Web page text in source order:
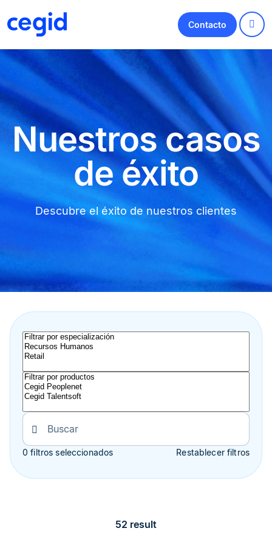
Contacto
Nuestros casos
de éxito
Descubre el éxito de nuestros clientes
0 filtros seleccionados Restablecer filtros
52 result